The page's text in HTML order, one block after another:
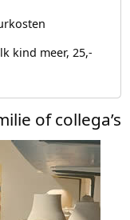
kind meer, 25,-
of collega’s